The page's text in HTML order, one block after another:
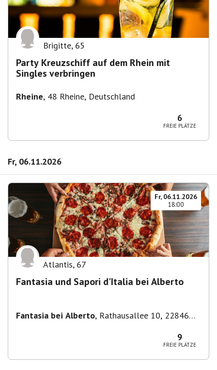
Brigitte, 65
Party Kreuzschiff auf dem Rhein mit
Singles verbringen
Rheine, 48 Rheine, Deutschland
6
FREIE PLÄTZE
Fr, 06.11.2026
Fr, 06.11.2026
18:00
Atlantis, 67
Fantasia und Sapori d'Italia bei Alberto
Fantasia bei Alberto, Rathausallee 10, 22846
9
FREIE PLÄTZE